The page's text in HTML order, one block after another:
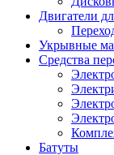
Двигатели
Укрывные
Средства
Батуты